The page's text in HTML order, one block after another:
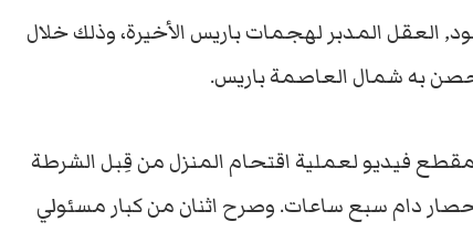
العقل المدبر لهجمات باريس الأخيرة، وذلك خلال
به شمال العاصمة باريس.
فيديو لعملية اقتحام المنزل من قِبل الشرطة
رجل شرطة, بعد حصار دام سبع ساعات. وصرح اثنان من كبار مسئولي